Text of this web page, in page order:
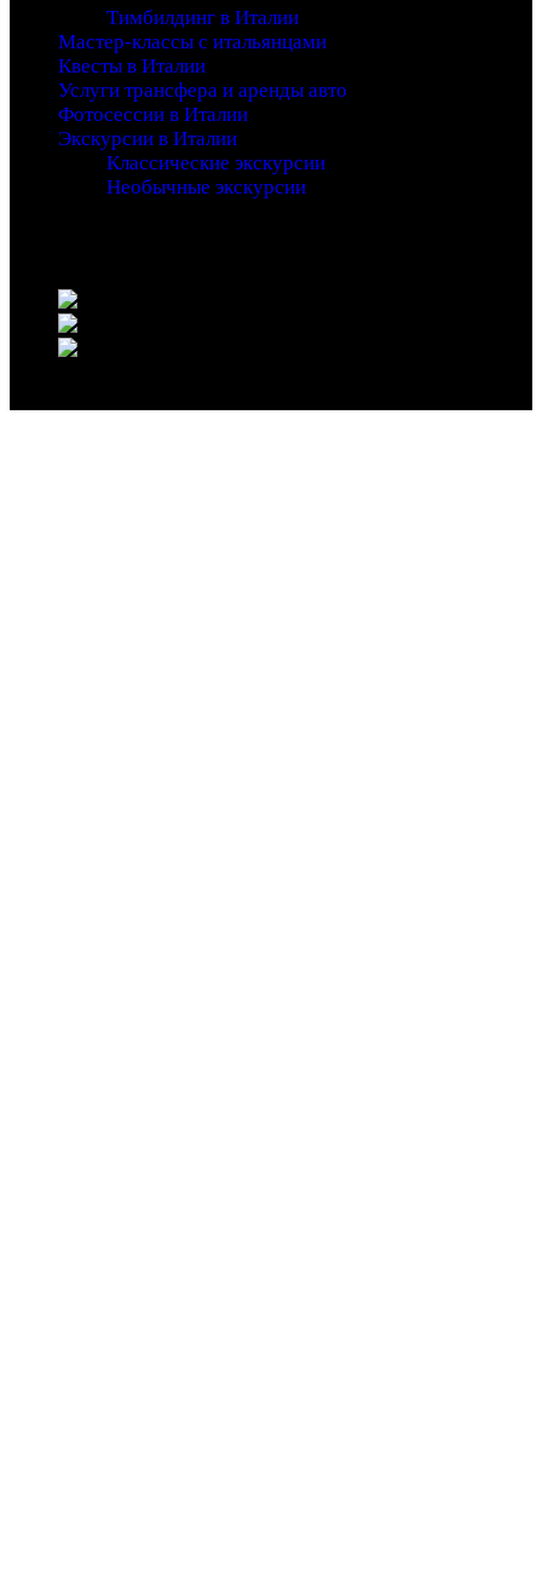
Тимбилдинг в Италии
Мастер-классы с итальянцами
Квесты в Италии
Услуги трансфера и аренды авто
Фотосессии в Италии
Экскурсии в Италии
Классические экскурсии
Необычные экскурсии